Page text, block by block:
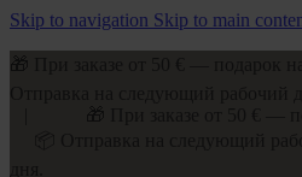
Skip to navigation Skip to main